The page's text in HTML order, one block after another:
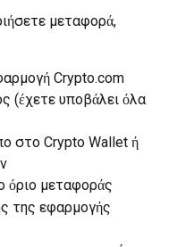
μεταφορά,
Crypto.com
(έχετε υποβάλει όλα
στο Crypto Wallet ή
όριο μεταφοράς
της εφαρμογής